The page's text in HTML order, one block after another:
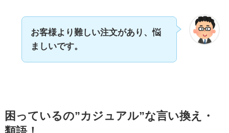
お客様より難しい注文があり、悩
ましいです。
困っているの”カジュアル”な言い換え・